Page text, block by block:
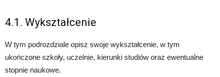
4.1. Wykształcenie
W tym podrozdziale opisz swoje wykształcenie, w tym
ukończone szkoły, uczelnie, kierunki studiów oraz ewentualne
stopnie naukowe.